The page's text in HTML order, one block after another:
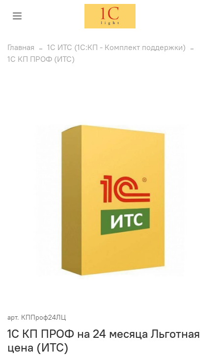
Главная
1C ИТС (1С:КП - Комплект поддержки)
1С КП ПРОФ (ИТС)
арт. КППроф24ЛЦ
1С КП ПРОФ на 24 месяца Льготная
цена (ИТС)